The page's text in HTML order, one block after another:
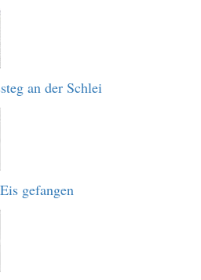
an der Schlei
gefangen